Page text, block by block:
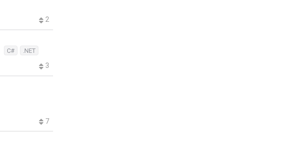
2
C# .NET
3
7